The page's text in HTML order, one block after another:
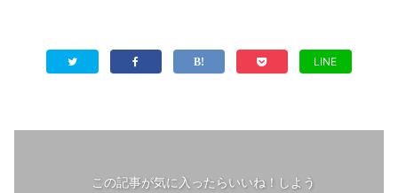
LINE
この記事が気に入ったらいいね！しよう